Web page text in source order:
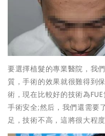
要選擇植髮的專業醫院，我
質，手術的效果就很難得到
術，現在比較好的技術為
手術安全;然后，我們還需要
足，技術不高，這將很大程